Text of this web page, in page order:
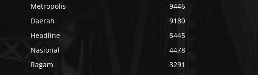
Metropolis
9446
Daerah
9180
Headline
5445
Nasional
4478
Ragam
3291